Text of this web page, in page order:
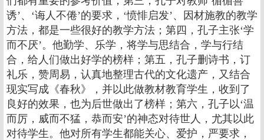
诱’、‘诲人不倦’的要求，‘愤悱启发’、因材施教的教学
方法，都是一些很好的教学方法；第四，孔子主张‘学
而不厌’。他勤学、乐学，将学与思结合，学与行结
合，给人们做出好学的榜样；第五，孔子删诗书，订
礼乐，赞周易，认真地整理古代的文化遗产，又结合
现实写成《春秋》，并以此做教材教育学生，收到了
良好的效果，也为后世做出了榜样；第六，孔子以‘温
而厉，威而不猛，恭而安’的神态对待世人，尤其以此
对待学生。他对所有学生都能关心、爱护，严要求，